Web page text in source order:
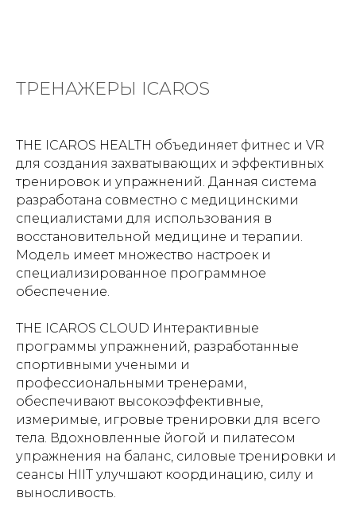
ТРЕНАЖЕРЫ ICAROS
THE ICAROS HEALTH объединяет фитнес и VR
для создания захватывающих и эффективных
тренировок и упражнений. Данная система
разработана совместно с медицинскими
специалистами для использования в
восстановительной медицине и терапии.
Модель имеет множество настроек и
специализированное программное
обеспечение.
THE ICAROS CLOUD Интерактивные
программы упражнений, разработанные
спортивными учеными и
профессиональными тренерами,
обеспечивают высокоэффективные,
измеримые, игровые тренировки для всего
тела. Вдохновленные йогой и пилатесом
упражнения на баланс, силовые тренировки и
сеансы HIIT улучшают координацию, силу и
выносливость.